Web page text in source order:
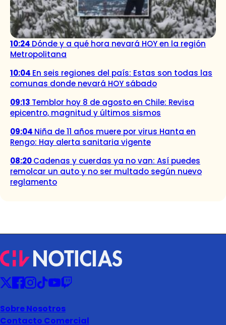
10:24 Dónde y a qué hora nevará HOY en la región
Metropolitana
10:04 En seis regiones del país: Estas son todas las
comunas donde nevará HOY sábado
09:13 Temblor hoy 8 de agosto en Chile: Revisa
epicentro, magnitud y últimos sismos
09:04 Niña de 11 años muere por virus Hanta en
Rengo: Hay alerta sanitaria vigente
08:20Cadenas y cuerdas ya no van: Así puedes
remolcar un auto y no ser multado según nuevo
reglamento
Sobre Nosotros
Contacto Comercial